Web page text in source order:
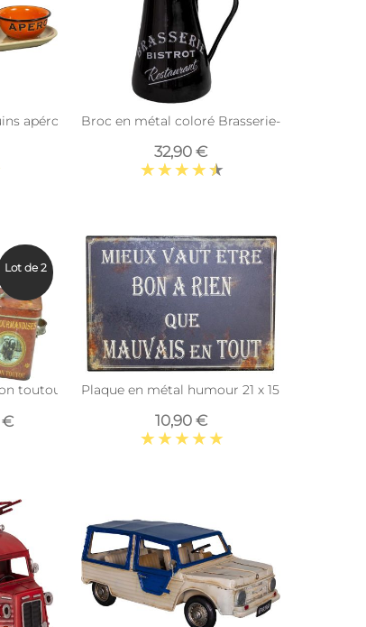
apéros Broc en métal coloré Brasserie-Bistrot (Noir)
32,90 €
toutou (Lot de 2)
€
Lot de 2
Plaque en métal humour 21 x 15 cm (Mieux
10,90 €